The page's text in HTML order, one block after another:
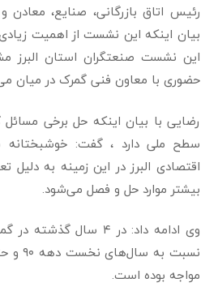
رئیس اتاق بازرگانی، صنایع، معادن
بیان اینکه این نشست از اهمیت
این نشست صنعتگران استان البرز
حضوری با معاون فنی گمرک در میان می
رضایی با بیان اینکه حل برخی مسائل
سطح ملی دارد ، گفت: خوشبختانه
اقتصادی البرز در این زمينه به دلیل
بیشتر موارد حل و فصل می‌شود.
وی ادامه داد: در ۴ سال
مواجه بوده است.